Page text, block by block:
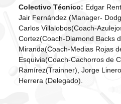
Colectivo Técnico: Edgar
Jair Fernández (Manager-
Carlos Villalobos(Coach-
Cortez(Coach-Diamond Backs
Miranda(Coach-Medias Rojas
Esquivia(Coach-Cachorros de
Ramírez(Trainner), Jorge
Herrera (Delegado).